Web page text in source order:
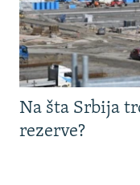
Na šta Srbija
rezerve?